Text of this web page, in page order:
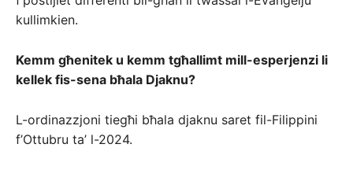
kullimkien.
Kemm għenitek u kemm tgħallimt mill-esperjenzi li
kellek fis-sena bħala Djaknu?
L-ordinazzjoni tiegħi bħala djaknu saret fil-Filippini
f’Ottubru ta’ l-2024.